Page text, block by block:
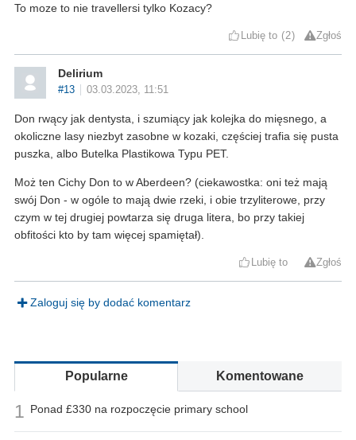
To moze to nie travellersi tylko Kozacy?
Lubię to 2 Zgłoś
Delirium
#13 03.03.2023, 11:51
Don rwący jak dentysta, i szumiący jak kolejka do mięsnego, a
okoliczne lasy niezbyt zasobne w kozaki, częściej trafia się pusta
puszka, albo Butelka Plastikowa Typu PET.
Moż ten Cichy Don to w Aberdeen? (ciekawostka: oni też mają
swój Don - w ogóle to mają dwie rzeki, i obie trzyliterowe, przy
czym w tej drugiej powtarza się druga litera, bo przy takiej
obfitości kto by tam więcej spamiętał).
Lubię to Zgłoś
Zaloguj się by dodać komentarz
Popularne Komentowane
1 Ponad £330 na rozpoczęcie primary school